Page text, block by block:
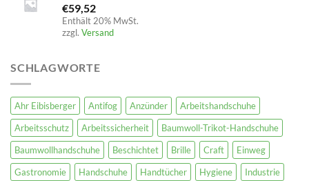
€59,52
Enthält 20% MwSt.
zzgl. Versand
SCHLAGWORTE
Ahr Eibisberger Antifog Anzünder
Arbeitshandschuhe
Arbeitsschutz
Arbeitssicherheit
Baumwoll-Trikot-Handschuhe
Baumwollhandschuhe
Beschichtet Brille Craft
Einweg
Gastronomie
Handschuhe Handtücher Hygiene
Industrie